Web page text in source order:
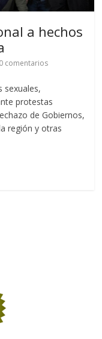
a hechos
0 comentarios
sexuales,
protestas
de Gobiernos,
región y otras